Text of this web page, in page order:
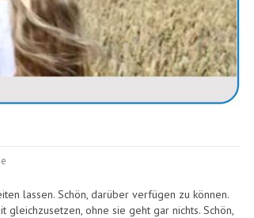
lassen. Schön, darüber verfügen zu können.
ohne sie geht gar nichts. Schön,